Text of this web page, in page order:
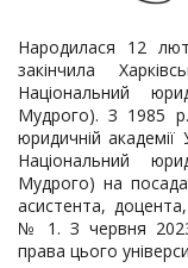
Народилася 12
закінчила
Національний
Мудрого). З 1985
юридичній
Національний
Мудрого) на
асистента,
№ 1. З червня 2023
права цього